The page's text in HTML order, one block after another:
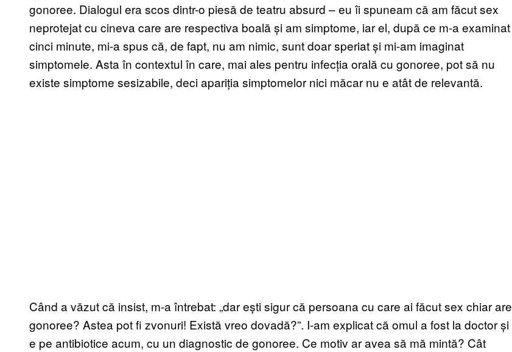
gonoree. Dialogul era scos dintr-o piesă de teatru absurd – eu îi spuneam că am făcut sex
neprotejat cu cineva care are respectiva boală și am simptome, iar el, după ce m-a examinat
cinci minute, mi-a spus că, de fapt, nu am nimic, sunt doar speriat și mi-am imaginat
simptomele. Asta în contextul în care, mai ales pentru infecția orală cu gonoree, pot să nu
existe simptome sesizabile, deci apariția simptomelor nici măcar nu e atât de relevantă.
Când a văzut că insist, m-a întrebat: „dar ești sigur că persoana cu care ai făcut sex chiar are
gonoree? Astea pot fi zvonuri! Există vreo dovadă?”. I-am explicat că omul a fost la doctor și
e pe antibiotice acum, cu un diagnostic de gonoree. Ce motiv ar avea să mă mintă? Cât